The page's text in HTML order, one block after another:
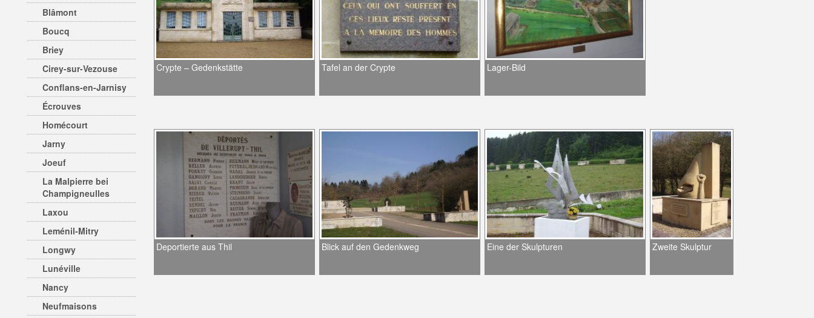
Blâmont
Boucq
Briey
Cirey-sur-Vezouse
Conflans-en-Jarnisy
Écrouves
Homécourt
Jarny
Joeuf
La Malpierre bei
Champigneulles
Laxou
Leménil-Mitry
Longwy
Lunéville
Nancy
Neufmaisons
Crypte – Gedenkstätte Tafel an der Crypte Lager-Bild
Deportierte aus Thil Blick auf den Gedenkweg Eine der Skulpturen Zweite Skulptur